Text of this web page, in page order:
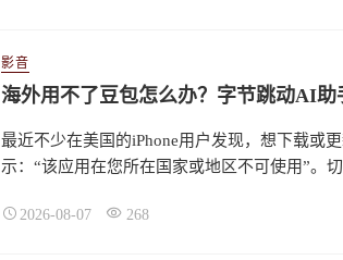
影音
最近不少在美国的iPhone用户发现，想下载或
示：“该应用在您所在国家或地区不可使用”。
2026-08-07 268